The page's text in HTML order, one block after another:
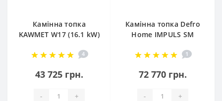
Камінна топка
KAWMET W17 (16.1 kW)
4
43 725 грн.
- +
Камінна топка Defro
Home IMPULS SM
1
72 770 грн.
- +